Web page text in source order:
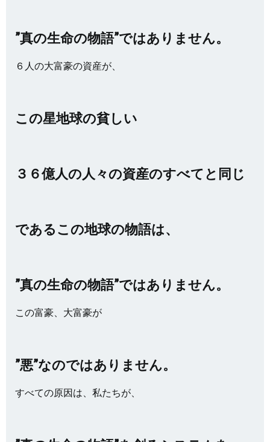
”真の生命の物語”ではありません。
６人の大富豪の資産が、
この星地球の貧しい
３６億人の人々の資産のすべてと同じ
であるこの地球の物語は、
”真の生命の物語”ではありません。
この富豪、大富豪が
”悪”なのではありません。
すべての原因は、私たちが、